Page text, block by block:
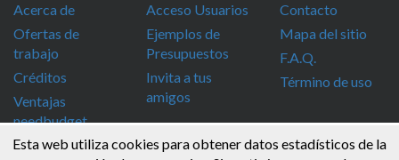
Esta web utiliza cookies para obtener datos estadísticos de la
Acerca de
Ofertas de
trabajo
Créditos
Ventajas
needbudget
Acceso Usuarios
Ejemplos de
Presupuestos
Invita a tus
amigos
Contacto
Mapa del sitio
F.A.Q.
Término de uso
info@needbudget.com 968 862 247